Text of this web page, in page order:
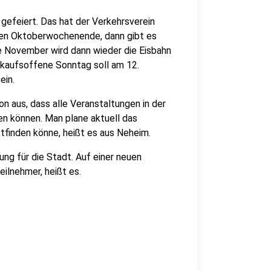
Das hat der Verkehrsverein
Oktoberwochenende, dann gibt es
wird dann wieder die Eisbahn
Sonntag soll am 12.
aus, dass alle Veranstaltungen in der
können. Man plane aktuell das
könne, heißt es aus Neheim.
für die Stadt. Auf einer neuen
heißt es.